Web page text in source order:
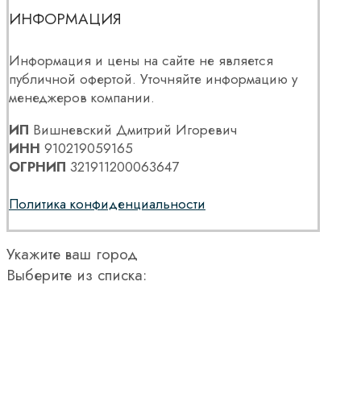
ИНФОРМАЦИЯ
Информация и цены на сайте не является
публичной офертой. Уточняйте информацию у
менеджеров компании.
ИП Вишневский Дмитрий Игоревич
ИНН 910219059165
ОГРНИП 321911200063647
Политика конфиденциальности
Укажите ваш город
Выберите из списка: